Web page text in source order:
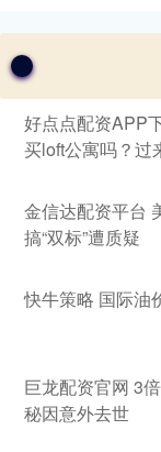
好点点配资APP
买loft公寓吗？过
金信达配资平台
搞“双标”遭质疑
快牛策略 国际油
巨龙配资官网 3
秘因意外去世